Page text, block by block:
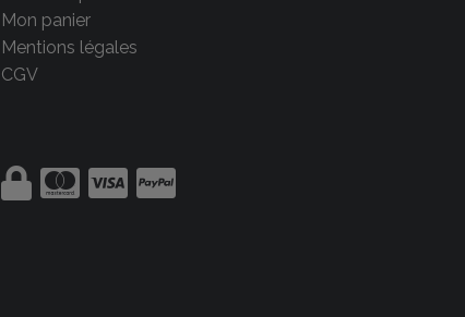
Mon panier
Mentions légales
CGV